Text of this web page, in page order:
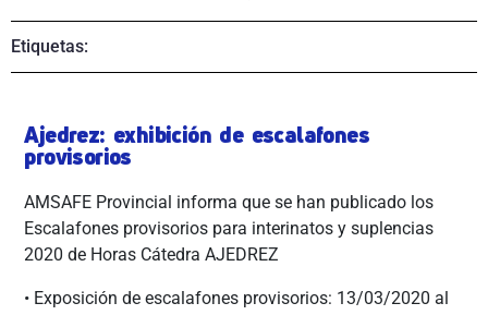
Etiquetas:
Ajedrez: exhibición de escalafones
provisorios
AMSAFE Provincial informa que se han publicado los
Escalafones provisorios para interinatos y suplencias
2020 de Horas Cátedra AJEDREZ
• Exposición de escalafones provisorios: 13/03/2020 al